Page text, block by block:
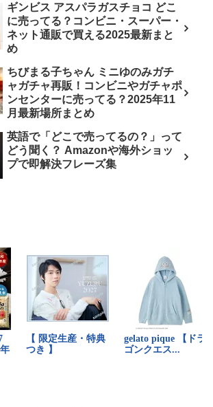
ギンビス アスパラガスチョコ どこ
に売ってる？コンビニ・スーパー・
ネット通販で買える2025最新まと
め
ちびまる子ちゃん ミニゆのみガチ
ャガチャ再販！コンビニやガチャポ
ンセンターに売ってる？2025年11
月最新場所まとめ
英語で「どこで売ってるの？」って
どう聞く？ Amazonや海外ショッ
プで即解決フレーズ集